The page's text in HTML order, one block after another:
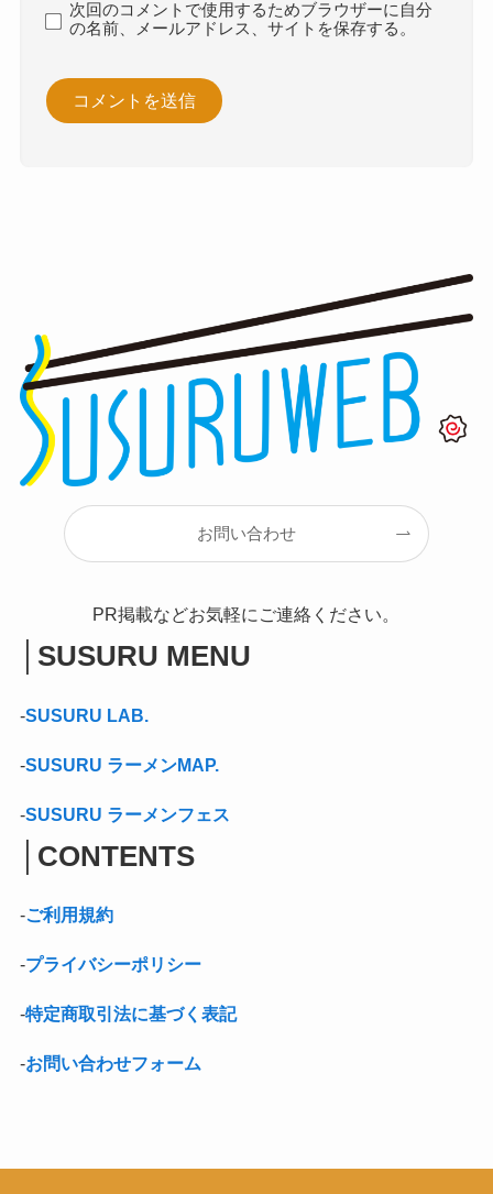
次回のコメントで使用するためブラウザーに自分
の名前、メールアドレス、サイトを保存する。
お問い合わせ
PR掲載などお気軽にご連絡ください。
SUSURU MENU
-SUSURU LAB.
-SUSURU ラーメンMAP.
-SUSURU ラーメンフェス
CONTENTS
-ご利用規約
-プライバシーポリシー
-特定商取引法に基づく表記
-お問い合わせフォーム